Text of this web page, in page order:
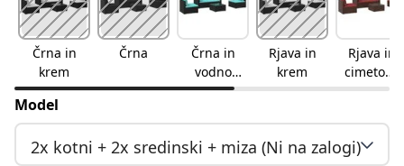
Črna in
krem
Črna
Črna in
vodno
modra
Rjava in
krem
Rjava in
cimetovo
rdeča
Model
2x kotni + 2x sredinski + miza (Ni na zalogi)